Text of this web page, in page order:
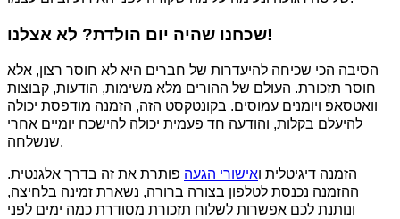
שכחנו שהיה יום הולדת? לא אצלנו!
הסיבה הכי שכיחה להיעדרות של חברים היא לא חוסר רצון, אלא
חוסר תזכורת. העולם של ההורים מלא משימות, הודעות, קבוצות
וואטסאפ ויומנים עמוסים. בקונטקסט הזה, הזמנה מודפסת יכולה
להיעלם בקלות, והודעה חד פעמית יכולה להישכח יומיים אחרי
שנשלחה.
הזמנה דיגיטלית ואישורי הגעה פותרת את זה בדרך אלגנטית.
ההזמנה נכנסת לטלפון בצורה ברורה, נשארת זמינה בלחיצה,
ונותנת לכם אפשרות לשלוח תזכורת מסודרת כמה ימים לפני